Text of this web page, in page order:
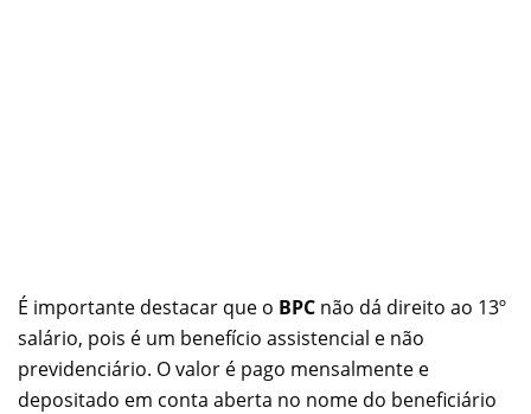
É importante destacar que o BPC não dá direito ao 13º
salário, pois é um benefício assistencial e não
previdenciário. O valor é pago mensalmente e
depositado em conta aberta no nome do beneficiário